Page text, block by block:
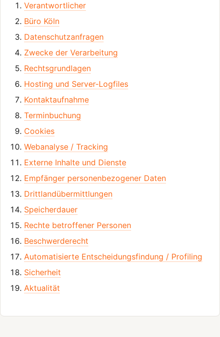
Verantwortlicher
Büro Köln
Datenschutzanfragen
Zwecke der Verarbeitung
Rechtsgrundlagen
Hosting und Server-Logfiles
Kontaktaufnahme
Terminbuchung
Cookies
Webanalyse / Tracking
Externe Inhalte und Dienste
Empfänger personenbezogener Daten
Drittlandübermittlungen
Speicherdauer
Rechte betroffener Personen
Beschwerderecht
Automatisierte Entscheidungsfindung / Profiling
Sicherheit
Aktualität